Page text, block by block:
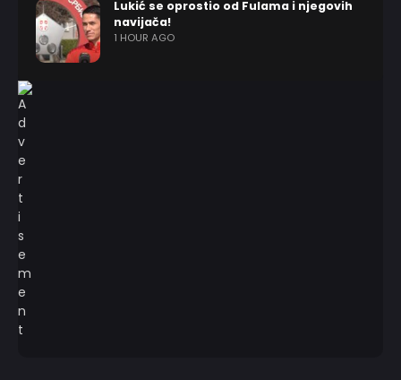
Lukić se oprostio od Fulama i njegovih
navijača!
1 HOUR AGO